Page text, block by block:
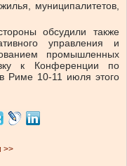
муниципалитетов,
обсудили также
управления и
промышленных
к Конференции по
Риме 10-11 июля этого
>>